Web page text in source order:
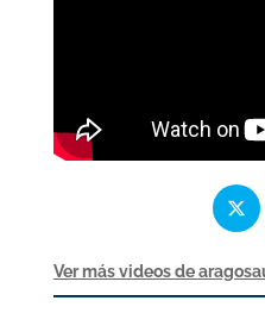
Ver más videos de